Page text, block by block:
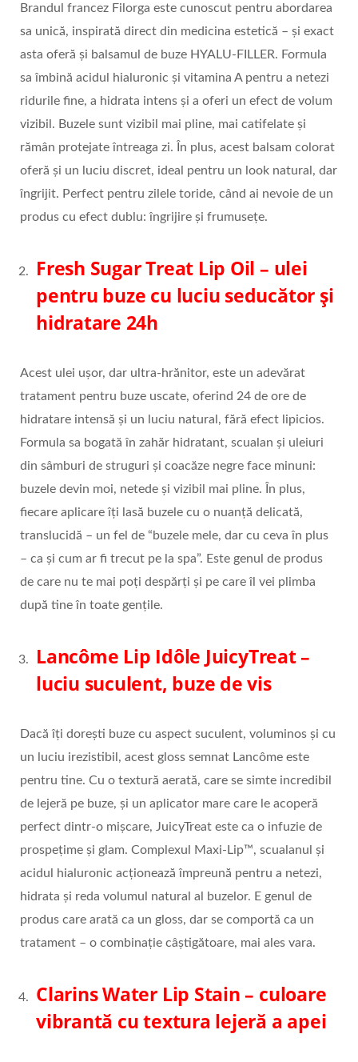
Brandul francez Filorga este cunoscut pentru abordarea
sa unică, inspirată direct din medicina estetică – și exact
asta oferă și balsamul de buze HYALU-FILLER. Formula
sa îmbină acidul hialuronic și vitamina A pentru a netezi
ridurile fine, a hidrata intens și a oferi un efect de volum
vizibil. Buzele sunt vizibil mai pline, mai catifelate și
rămân protejate întreaga zi. În plus, acest balsam colorat
oferă și un luciu discret, ideal pentru un look natural, dar
îngrijit. Perfect pentru zilele toride, când ai nevoie de un
produs cu efect dublu: îngrijire și frumusețe.
Fresh Sugar Treat Lip Oil – ulei
pentru buze cu luciu seducător și
hidratare 24h
Acest ulei ușor, dar ultra-hrănitor, este un adevărat
tratament pentru buze uscate, oferind 24 de ore de
hidratare intensă și un luciu natural, fără efect lipicios.
Formula sa bogată în zahăr hidratant, scualan și uleiuri
din sâmburi de struguri și coacăze negre face minuni:
buzele devin moi, netede și vizibil mai pline. În plus,
fiecare aplicare îți lasă buzele cu o nuanță delicată,
translucidă – un fel de “buzele mele, dar cu ceva în plus
– ca și cum ar fi trecut pe la spa”. Este genul de produs
de care nu te mai poți despărți și pe care îl vei plimba
după tine în toate gențile.
Lancôme Lip Idôle JuicyTreat–
luciu suculent, buze de vis
Dacă îți dorești buze cu aspect suculent, voluminos și cu
un luciu irezistibil, acest gloss semnat Lancôme este
pentru tine. Cu o textură aerată, care se simte incredibil
de lejeră pe buze, și un aplicator mare care le acoperă
perfect dintr-o mișcare, JuicyTreat este ca o infuzie de
prospețime și glam. Complexul Maxi-Lip™, scualanul și
acidul hialuronic acționează împreună pentru a netezi,
hidrata și reda volumul natural al buzelor. E genul de
produs care arată ca un gloss, dar se comportă ca un
tratament – o combinație câștigătoare, mai ales vara.
Clarins Water Lip Stain – culoare
vibrantă cu textura lejeră a apei